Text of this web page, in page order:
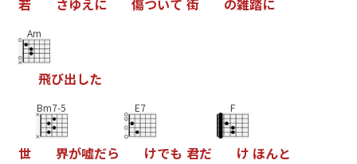
若 さゆえに 傷ついて 街 の雑踏に
Am
飛び出した
世
Bm7-5
界が嘘だら
E7
けでも 君だ
F
け ほんと